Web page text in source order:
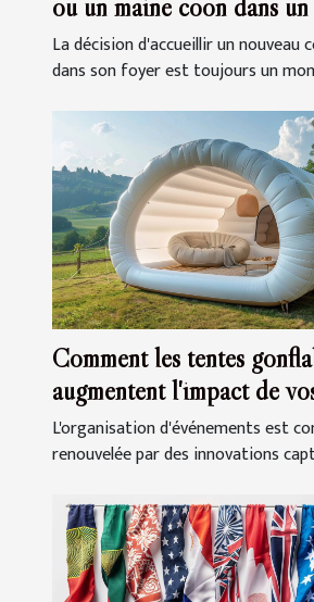
ou un maine coon dans un
familial
La décision d'accueillir un nouveau
dans son foyer est toujours un
Comment les tentes
augmentent l'impact de
événements
L'organisation d'événements est
renouvelée par des innovations